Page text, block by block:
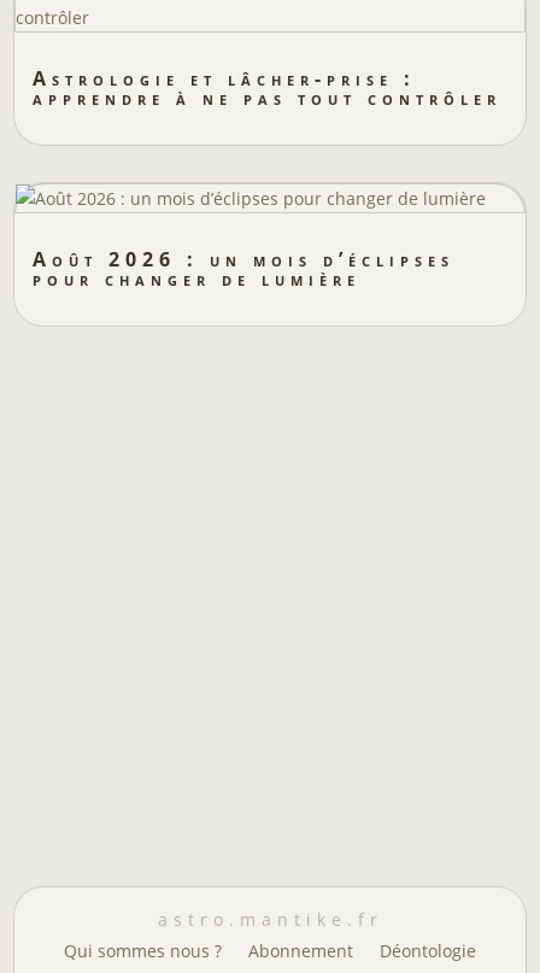
Astrologie et lâcher-prise :
apprendre à ne pas tout contrôler
Août 2026 : un mois d’éclipses
pour changer de lumière
astro.mantike.fr
Qui sommes nous ?
Abonnement Déontologie